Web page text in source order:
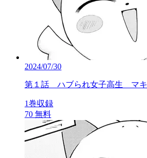
2024/07/30
第１話 ハブられ女子高生 マキ
1巻収録
70 無料